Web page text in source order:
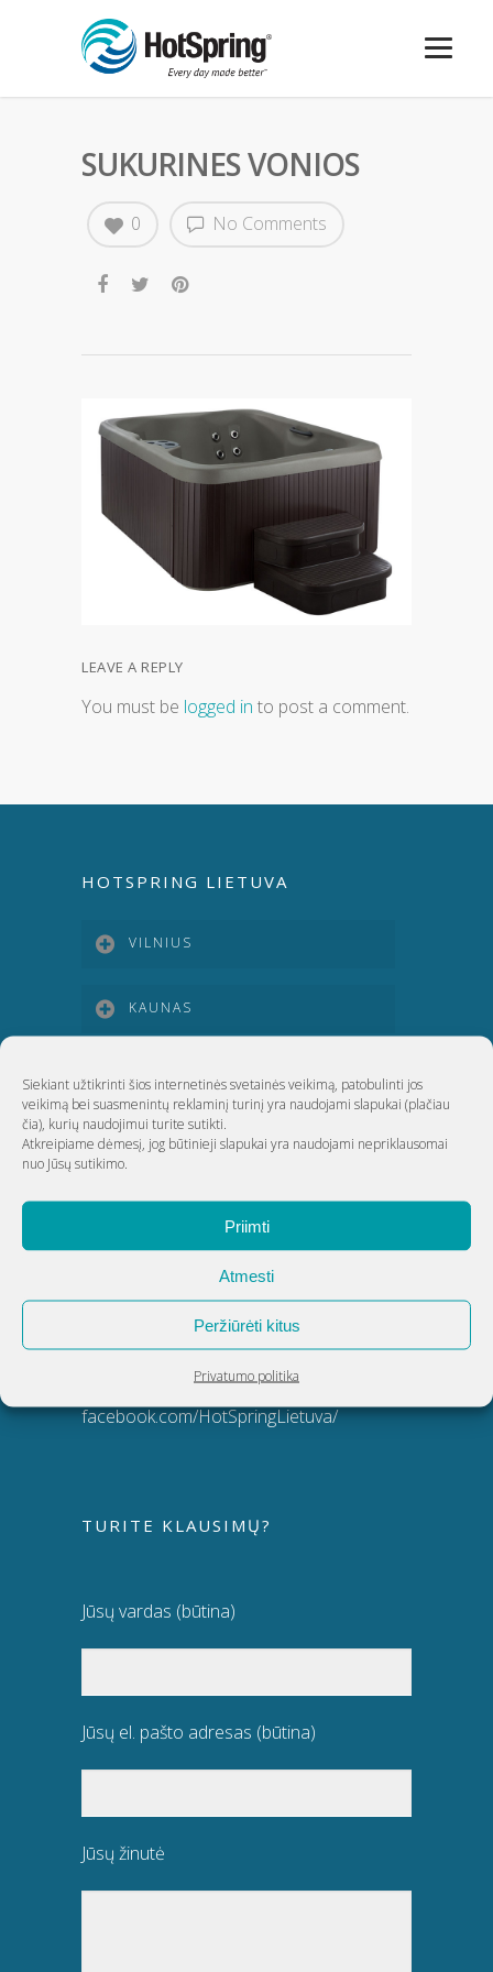
Siekiant užtikrinti šios internetinės svetainės veikimą, patobulinti jos
veikimą bei suasmenintų reklaminį turinį yra naudojami slapukai (plačiau
čia), kurių naudojimui turite sutikti.
Atkreipiame dėmesį, jog būtinieji slapukai yra naudojami nepriklausomai
nuo Jūsų sutikimo.
Priimti
Atmesti
Peržiūrėti kitus
Privatumo politika
SUKURINES VONIOS
No Comments
0
LEAVE A REPLY
You must be logged in to post a comment.
HOTSPRING LIETUVA
VILNIUS
KAUNAS
ŠIAULIAI
Adresas: Dunojaus g. 20, Vilnius
Įmonės kodas: 124389034
PVM kodas: LT243890314
Telefonas:8 5 270 9695
info@akvatechnika.lt
facebook.com/HotSpringLietuva/
TURITE KLAUSIMŲ?
Jūsų vardas (būtina)
Jūsų el. pašto adresas (būtina)
Jūsų žinutė